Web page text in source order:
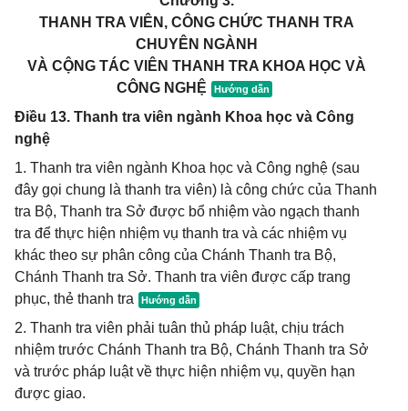
THANH TRA VIÊN, CÔNG CHỨC THANH TRA
CHUYÊN NGÀNH
VÀ CỘNG TÁC VIÊN THANH TRA KHOA HỌC VÀ
CÔNG NGHỆ
Điều 13. Thanh tra viên ngành Khoa học và Công
nghệ
1. Thanh tra viên ngành Khoa học và Công nghệ (sau
đây gọi chung là thanh tra viên) là công chức của Thanh
tra Bộ, Thanh tra Sở được bổ nhiệm vào ngạch thanh
tra để thực hiện nhiệm vụ thanh tra và các nhiệm vụ
khác theo sự phân công của Chánh Thanh tra Bộ,
Chánh Thanh tra Sở. Thanh tra viên được cấp trang
phục, thẻ thanh tra
2. Thanh tra viên phải tuân thủ pháp luật, chịu trách
nhiệm trước Chánh Thanh tra Bộ, Chánh Thanh tra Sở
và trước pháp luật về thực hiện nhiệm vụ, quyền hạn
được giao.